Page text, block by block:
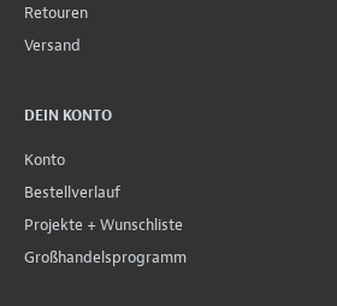
Retouren
Versand
DEIN KONTO
Konto
Bestellverlauf
Projekte + Wunschliste
Großhandelsprogramm